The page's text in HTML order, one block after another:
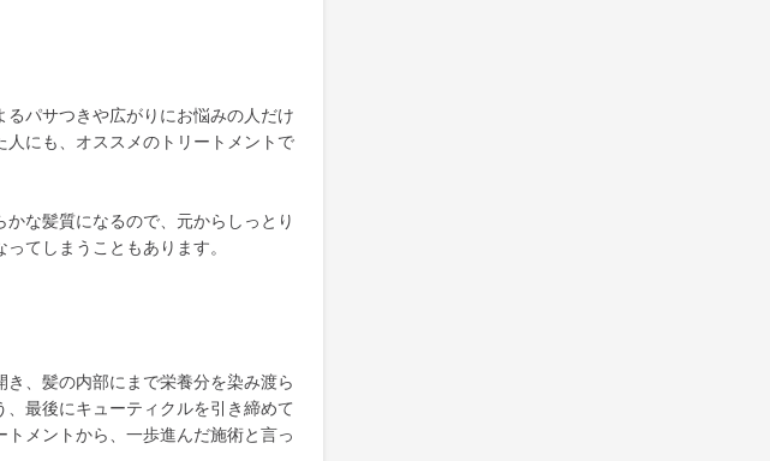
パサつきや広がりにお悩みの人だけ
にも、オススメのトリートメントで
な髪質になるので、元からしっとり
てしまうこともあります。
、髪の内部にまで栄養分を染み渡ら
最後にキューティクルを引き締めて
メントから、一歩進んだ施術と言っ